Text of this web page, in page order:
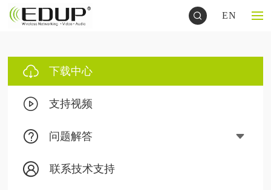
EN
下载中心
支持视频
问题解答
联系技术支持